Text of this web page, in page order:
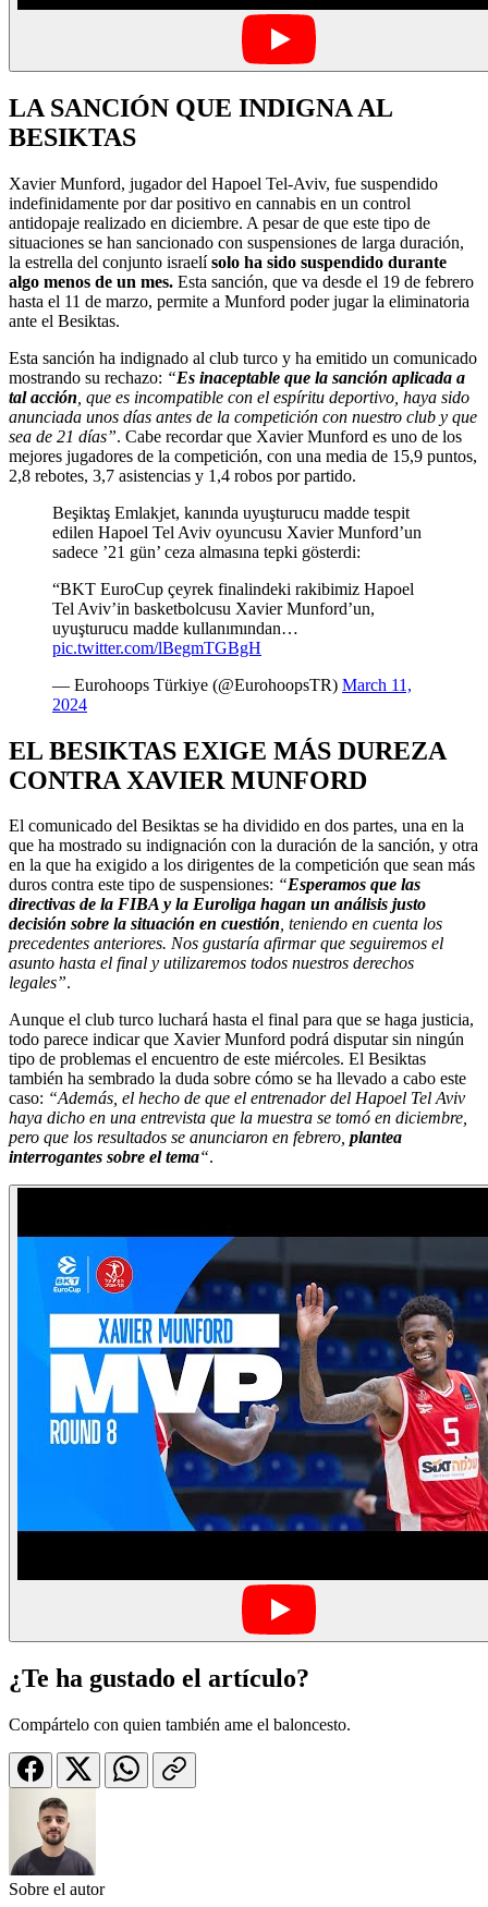
LA SANCIÓN QUE INDIGNA AL
BESIKTAS
Xavier Munford, jugador del Hapoel Tel-Aviv, fue suspendido
indefinidamente por dar positivo en cannabis en un control
antidopaje realizado en diciembre. A pesar de que este tipo de
situaciones se han sancionado con suspensiones de larga duración,
la estrella del conjunto israelísolo ha sido suspendido durante
algo menos de un mes. Esta sanción, que va desde el 19 de febrero
hasta el 11 de marzo, permite a Munford poder jugar la eliminatoria
ante el Besiktas.
Esta sanción ha indignado al club turco y ha emitido un comunicado
mostrando su rechazo: “Es inaceptable que la sanción aplicada a
tal acción , que es incompatible con el espíritu deportivo, haya sido
anunciada unos días antes de la competición con nuestro club y que
sea de 21 días”. Cabe recordar que Xavier Munford es uno de los
mejores jugadores de la competición, con una media de 15,9 puntos,
2,8 rebotes, 3,7 asistencias y 1,4 robos por partido.
Beşiktaş Emlakjet, kanında uyuşturucu madde tespit
edilen Hapoel Tel Aviv oyuncusu Xavier Munford’un
sadece ’21 gün’ ceza almasına tepki gösterdi:
“BKT EuroCup çeyrek finalindeki rakibimiz Hapoel
Tel Aviv’in basketbolcusu Xavier Munford’un,
uyuşturucu madde kullanımından…
pic.twitter.com/lBegmTGBgH
— Eurohoops Türkiye (@EurohoopsTR) March 11,
2024
EL BESIKTAS EXIGE MÁS DUREZA
CONTRA XAVIER MUNFORD
El comunicado del Besiktas se ha dividido en dos partes, una en la
que ha mostrado su indignación con la duración de la sanción, y otra
en la que ha exigido a los dirigentes de la competición que sean más
duros contra este tipo de suspensiones: “Esperamos que las
directivas de la FIBA y la Euroliga hagan un análisis justo
decisión sobre la situación en cuestión, teniendo en cuenta los
precedentes anteriores. Nos gustaría afirmar que seguiremos el
asunto hasta el final y utilizaremos todos nuestros derechos
legales”.
Aunque el club turco luchará hasta el final para que se haga justicia,
todo parece indicar que Xavier Munford podrá disputar sin ningún
tipo de problemas el encuentro de este miércoles. El Besiktas
también ha sembrado la duda sobre cómo se ha llevado a cabo este
caso: “Además, el hecho de que el entrenador del Hapoel Tel Aviv
haya dicho en una entrevista que la muestra se tomó en diciembre,
pero que los resultados se anunciaron en febrero, plantea
interrogantes sobre el tema“.
¿Te ha gustado el artículo?
Compártelo con quien también ame el baloncesto.
Sobre el autor